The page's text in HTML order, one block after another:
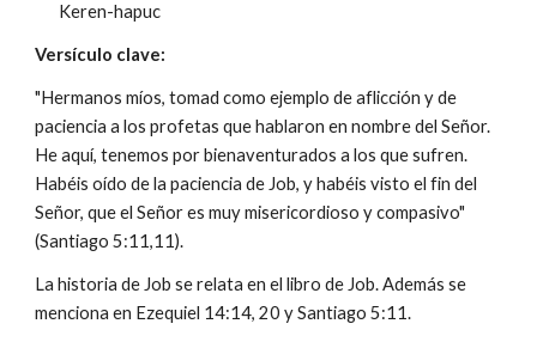
Keren-hapuc
Versículo clave:
"Hermanos míos, tomad como ejemplo de aflicción y de
paciencia a los profetas que hablaron en nombre del Señor.
He aquí, tenemos por bienaventurados a los que sufren.
Habéis oído de la paciencia de Job, y habéis visto el fin del
Señor, que el Señor es muy misericordioso y compasivo"
(Santiago 5:11,11).
La historia de Job se relata en el libro de Job. Además se
menciona en Ezequiel 14:14, 20 y Santiago 5:11.